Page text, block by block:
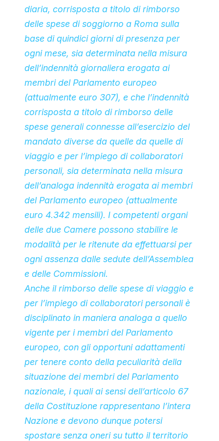
diaria, corrisposta a titolo di rimborso
delle spese di soggiorno a Roma sulla
base di quindici giorni di presenza per
ogni mese, sia determinata nella misura
dell’indennità giornaliera erogata ai
membri del Parlamento europeo
(attualmente euro 307), e che l’indennità
corrisposta a titolo di rimborso delle
spese generali connesse all’esercizio del
mandato diverse da quelle da quelle di
viaggio e per l’impiego di collaboratori
personali, sia determinata nella misura
dell’analoga indennità erogata ai membri
del Parlamento europeo (attualmente
euro 4.342 mensili). I competenti organi
delle due Camere possono stabilire le
modalità per le ritenute da effettuarsi per
ogni assenza dalle sedute dell’Assemblea
e delle Commissioni.
Anche il rimborso delle spese di viaggio e
per l’impiego di collaboratori personali è
disciplinato in maniera analoga a quello
vigente per i membri del Parlamento
europeo, con gli opportuni adattamenti
per tenere conto della peculiarità della
situazione dei membri del Parlamento
nazionale, i quali ai sensi dell’articolo 67
della Costituzione rappresentano l’intera
Nazione e devono dunque potersi
spostare senza oneri su tutto il territorio